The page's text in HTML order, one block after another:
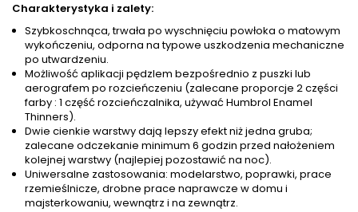
Charakterystyka i zalety:
Szybkoschnąca, trwała po wyschnięciu powłoka o matowym
wykończeniu, odporna na typowe uszkodzenia mechaniczne
po utwardzeniu.
Możliwość aplikacji pędzlem bezpośrednio z puszki lub
aerografem po rozcieńczeniu (zalecane proporcje 2 części
farby : 1 część rozcieńczalnika, używać Humbrol Enamel
Thinners).
Dwie cienkie warstwy dają lepszy efekt niż jedna gruba;
zalecane odczekanie minimum 6 godzin przed nałożeniem
kolejnej warstwy (najlepiej pozostawić na noc).
Uniwersalne zastosowania: modelarstwo, poprawki, prace
rzemieślnicze, drobne prace naprawcze w domu i
majsterkowaniu, wewnątrz i na zewnątrz.